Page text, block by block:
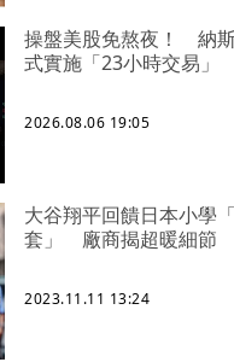
操盤美股免熬夜！ 納
式實施「23小時交易」
2026.08.06 19:05
大谷翔平回饋日本小學
套」 廠商揭超暖細節
2023.11.11 13:24